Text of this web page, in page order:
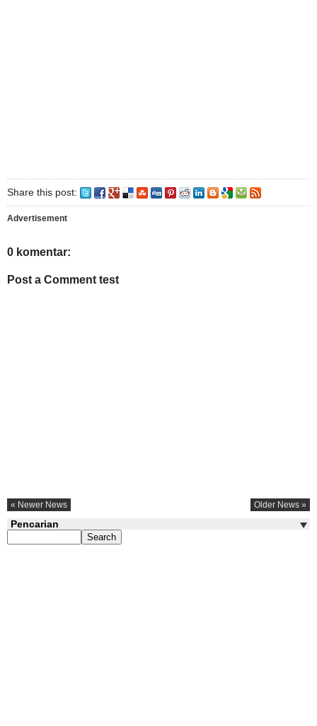
Share this post:
Advertisement
0 komentar:
Post a Comment test
« Newer News Older News »
Pencarian